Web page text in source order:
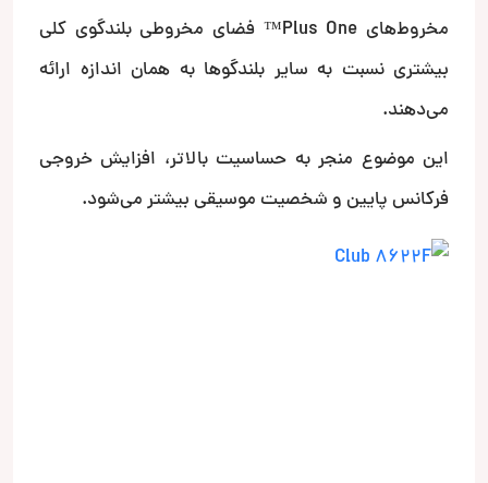
مخروط‌های Plus One™ فضای مخروطی بلندگوی کلی
بیشتری نسبت به سایر بلندگوها به همان اندازه ارائه
می‌دهند.
این موضوع منجر به حساسیت بالاتر، افزایش خروجی
فرکانس پایین و شخصیت موسیقی بیشتر می‌شود.